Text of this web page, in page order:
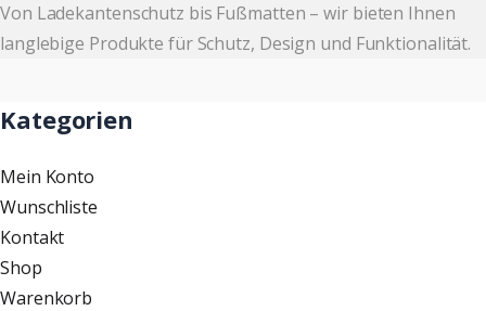
Von Ladekantenschutz bis Fußmatten – wir bieten Ihnen
langlebige Produkte für Schutz, Design und Funktionalität.
Kategorien
Mein Konto
Wunschliste
Kontakt
Shop
Warenkorb